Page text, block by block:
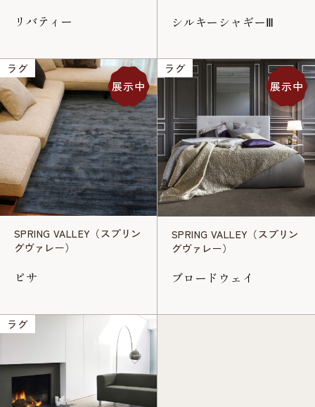
リバティー シルキーシャギーⅢ
ラグ
展示中
SPRING VALLEY（スプリン
グヴァレー）
ピサ
ラグ
展示中
SPRING VALLEY（スプリン
グヴァレー）
ブロードウェイ
ラグ